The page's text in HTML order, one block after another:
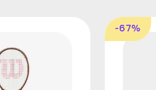
-67%